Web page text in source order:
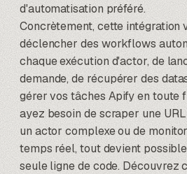
d'automatisation préféré.
Concrètement, cette intégration
déclencher des workflows
chaque exécution d'actor, de
demande, de récupérer des
gérer vos tâches Apify en toute
ayez besoin de scraper une
un actor complexe ou de
temps réel, tout devient
seule ligne de code. Découvrez